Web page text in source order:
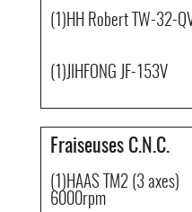
(1)HH Robert TW-32-
(1)JIHFONG JF-153V
Fraiseuses C.N.C.
(1)HAAS TM2 (3 axes)
6000rpm